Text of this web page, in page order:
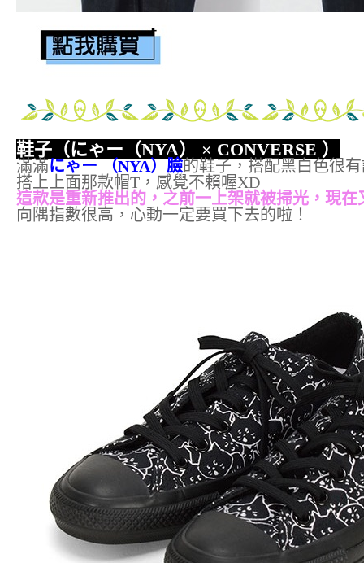
鞋子（にゃー（NYA） × CONVERSE ）
滿滿にゃー （NYA）臉的鞋子，搭配黑白色很
搭上上面那款帽T，感覺不賴喔XD
這款是重新推出的，之前一上架就被掃光，現在
向隅指數很高，心動一定要買下去的啦！